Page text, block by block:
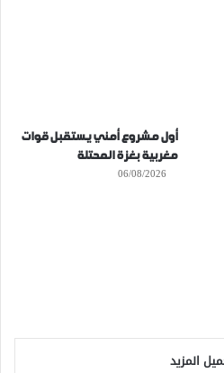
أول مشروع أمني يستقبل قوات
مغربية بغزة المحتلة
06/08/2026
المزيد